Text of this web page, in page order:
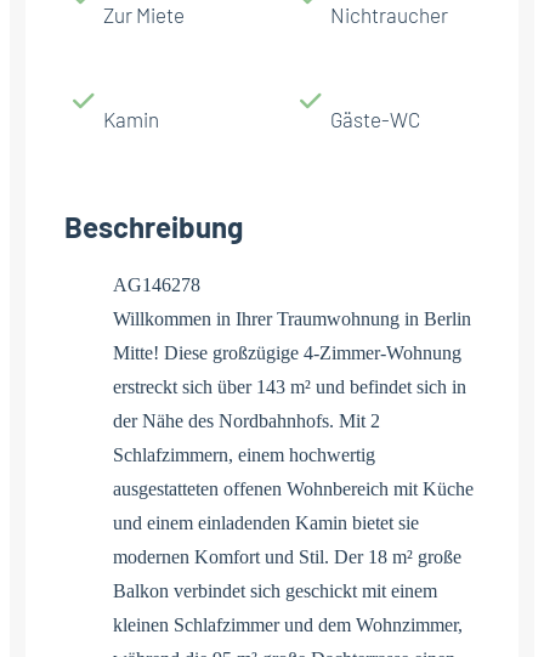
Zur Miete Nichtraucher
Kamin Gäste-WC
Beschreibung
AG146278
Willkommen in Ihrer Traumwohnung in Berlin
Mitte! Diese großzügige 4-Zimmer-Wohnung
erstreckt sich über 143 m² und befindet sich in
der Nähe des Nordbahnhofs. Mit 2
Schlafzimmern, einem hochwertig
ausgestatteten offenen Wohnbereich mit Küche
und einem einladenden Kamin bietet sie
modernen Komfort und Stil. Der 18 m² große
Balkon verbindet sich geschickt mit einem
kleinen Schlafzimmer und dem Wohnzimmer,